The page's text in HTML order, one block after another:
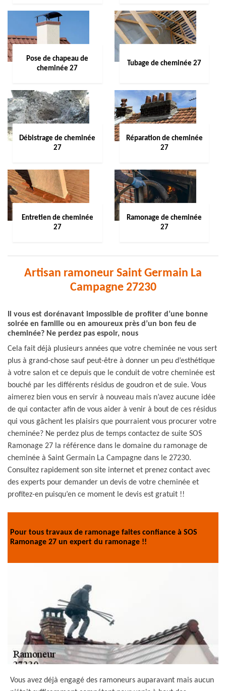
Pose de chapeau de
cheminée 27
Tubage de cheminée 27
Débistrage de cheminée
27
Réparation de cheminée
27
Entretien de cheminée
27
Ramonage de cheminée
27
Artisan ramoneur Saint Germain La
Campagne 27230
Il vous est dorénavant impossible de profiter d’une bonne
soirée en famille ou en amoureux près d’un bon feu de
cheminée? Ne perdez pas espoir, nous
Cela fait déjà plusieurs années que votre cheminée ne vous sert
plus à grand-chose sauf peut-être à donner un peu d’esthétique
à votre salon et ce depuis que le conduit de votre cheminée est
bouché par les différents résidus de goudron et de suie. Vous
aimerez bien vous en servir à nouveau mais n’avez aucune idée
de qui contacter afin de vous aider à venir à bout de ces résidus
qui vous gâchent les plaisirs que pourraient vous procurer votre
cheminée? Ne perdez plus de temps contactez de suite SOS
Ramonage 27 la référence dans le domaine du ramonage de
cheminée à Saint Germain La Campagne dans le 27230.
Consultez rapidement son site internet et prenez contact avec
des experts pour demander un devis de votre cheminée et
profitez-en puisqu’en ce moment le devis est gratuit !!
Pour tous travaux de ramonage faites confiance à SOS
Ramonage 27 un expert du ramonage !!
Vous avez déjà engagé des ramoneurs auparavant mais aucun